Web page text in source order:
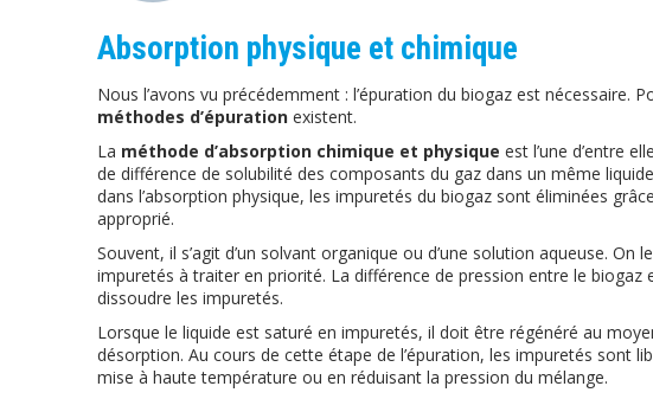
Absorption physique et chimique
Nous l’avons vu précédemment : l’épuration du biogaz est nécessaire.
méthodes d’épuration existent.
La méthode d’absorption chimique et physique est l’une d’entre
de différence de solubilité des composants du gaz dans un même
dans l’absorption physique, les impuretés du biogaz sont éliminées
approprié.
Souvent, il s’agit d’un solvant organique ou d’une solution aqueuse. On
impuretés à traiter en priorité. La différence de pression entre le biogaz
dissoudre les impuretés.
Lorsque le liquide est saturé en impuretés, il doit être régénéré au
désorption. Au cours de cette étape de l’épuration, les impuretés sont
mise à haute température ou en réduisant la pression du mélange.